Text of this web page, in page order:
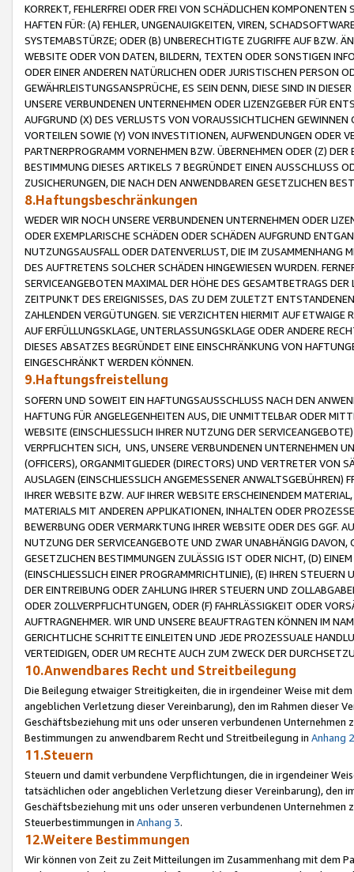
KORREKT, FEHLERFREI ODER FREI VON SCHÄDLICHEN
HAFTEN FÜR: (A) FEHLER, UNGENAUIGKEITEN, VIREN,
SYSTEMABSTÜRZE; ODER (B) UNBERECHTIGTE ZUGRIFFE AUF BZW.
WEBSITE ODER VON DATEN, BILDERN, TEXTEN ODER SONSTIGEN
ODER EINER ANDEREN NATÜRLICHEN ODER JURISTISCHEN PERSON
GEWÄHRLEISTUNGSANSPRÜCHE, ES SEIN DENN, DIESE SIND IN
UNSERE VERBUNDENEN UNTERNEHMEN ODER LIZENZGEBER FÜR
AUFGRUND (X) DES VERLUSTS VON VORAUSSICHTLICHEN
VORTEILEN SOWIE (Y) VON INVESTITIONEN, AUFWENDUNGEN ODER
PARTNERPROGRAMM VORNEHMEN BZW. ÜBERNEHMEN ODER (Z)
BESTIMMUNG DIESES ARTIKELS 7 BEGRÜNDET EINEN AUSSCHLUSS
ZUSICHERUNGEN, DIE NACH DEN ANWENDBAREN GESETZLICHEN
8.Haftungsbeschränkungen
WEDER WIR NOCH UNSERE VERBUNDENEN UNTERNEHMEN ODER
ODER EXEMPLARISCHE SCHÄDEN ODER SCHÄDEN AUFGRUND
NUTZUNGSAUSFALL ODER DATENVERLUST, DIE IM ZUSAMMENHANG
DES AUFTRETENS SOLCHER SCHÄDEN HINGEWIESEN WURDEN.
SERVICEANGEBOTEN MAXIMAL DER HÖHE DES GESAMTBETRAGS
ZEITPUNKT DES EREIGNISSES, DAS ZU DEM ZULETZT
ZAHLENDEN VERGÜTUNGEN. SIE VERZICHTEN HIERMIT AUF
AUF ERFÜLLUNGSKLAGE, UNTERLASSUNGSKLAGE ODER ANDERE
DIESES ABSATZES BEGRÜNDET EINE EINSCHRÄNKUNG VON
EINGESCHRÄNKT WERDEN KÖNNEN.
9.Haftungsfreistellung
SOFERN UND SOWEIT EIN HAFTUNGSAUSSCHLUSS NACH DEN
HAFTUNG FÜR ANGELEGENHEITEN AUS, DIE UNMITTELBAR ODER
WEBSITE (EINSCHLIESSLICH IHRER NUTZUNG DER
VERPFLICHTEN SICH, UNS, UNSERE VERBUNDENEN UNTERNEHMEN
(OFFICERS), ORGANMITGLIEDER (DIRECTORS) UND VERTRETER VON
AUSLAGEN (EINSCHLIESSLICH ANGEMESSENER
IHRER WEBSITE BZW. AUF IHRER WEBSITE ERSCHEINENDEM
MATERIALS MIT ANDEREN APPLIKATIONEN, INHALTEN ODER
BEWERBUNG ODER VERMARKTUNG IHRER WEBSITE ODER DES GGF.
NUTZUNG DER SERVICEANGEBOTE UND ZWAR UNABHÄNGIG
GESETZLICHEN BESTIMMUNGEN ZULÄSSIG IST ODER NICHT, (D)
(EINSCHLIESSLICH EINER PROGRAMMRICHTLINIE), (E) IHREN
DER EINTREIBUNG ODER ZAHLUNG IHRER STEUERN UND
ODER ZOLLVERPFLICHTUNGEN, ODER (F) FAHRLÄSSIGKEIT ODER
AUFTRAGNEHMER. WIR UND UNSERE BEAUFTRAGTEN KÖNNEN IM
GERICHTLICHE SCHRITTE EINLEITEN UND JEDE PROZESSUALE
VERTEIDIGEN, ODER UM RECHTE AUCH ZUM ZWECK DER
10.Anwendbares Recht und Streitbeilegung
Die Beilegung etwaiger Streitigkeiten, die in irgendeiner Weise mit
angeblichen Verletzung dieser Vereinbarung), den im Rahmen dieser
Geschäftsbeziehung mit uns oder unseren verbundenen
Bestimmungen zu anwendbarem Recht und Streitbeilegung in Anhang 2
11.Steuern
Steuern und damit verbundene Verpflichtungen, die in irgendeiner
tatsächlichen oder angeblichen Verletzung dieser Vereinbarung), den
Geschäftsbeziehung mit uns oder unseren verbundenen
Steuerbestimmungen in Anhang 3.
12.Weitere Bestimmungen
Wir können von Zeit zu Zeit Mitteilungen im Zusammenhang mit dem